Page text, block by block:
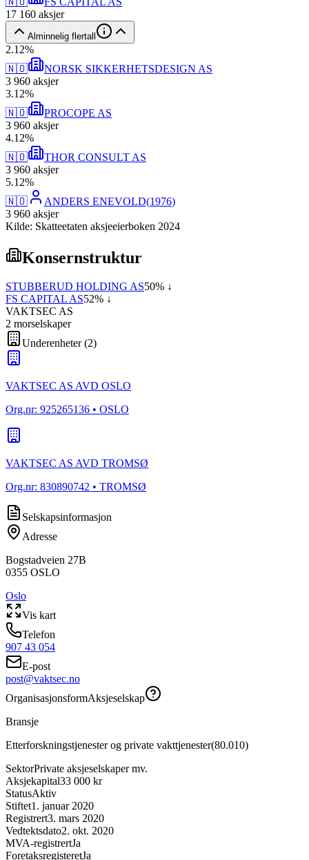
17 160 aksjer
Alminnelig flertall
2.12%
🇳🇴
NORSK SIKKERHETSDESIGN AS
3 960 aksjer
3.12%
🇳🇴
PROCOPE AS
3 960 aksjer
4.12%
🇳🇴
THOR CONSULT AS
3 960 aksjer
5.12%
🇳🇴
ANDERS ENEVOLD(1976)
3 960 aksjer
Kilde: Skatteetaten aksjeeierboken 2024
Konsernstruktur
STUBBERUD HOLDING AS50% ↓
FS CAPITAL AS52% ↓
VAKTSEC AS
2 morselskaper
Underenheter(2)
VAKTSEC AS AVD OSLO
Org.nr: 925265136 • OSLO
VAKTSEC AS AVD TROMSØ
Org.nr: 830890742 • TROMSØ
Selskapsinformasjon
Adresse
Bogstadveien 27B
0355 OSLO
Oslo
Vis kart
Telefon
907 43 054
E-post
post@vaktsec.no
OrganisasjonsformAksjeselskap
Bransje
Etterforskningstjenester og private vakttjenester(80.010)
SektorPrivate aksjeselskaper mv.
Aksjekapital33 000 kr
StatusAktiv
Stiftet1. januar 2020
Registrert3. mars 2020
Vedtektsdato2. okt. 2020
MVA-registrertJa
ForetaksregisteretJa